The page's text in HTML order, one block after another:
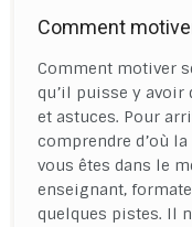
Comment
Comment motiver
qu’il puisse y avoir
et astuces. Pour
comprendre d’où
vous êtes dans le
enseignant,
quelques pistes. Il